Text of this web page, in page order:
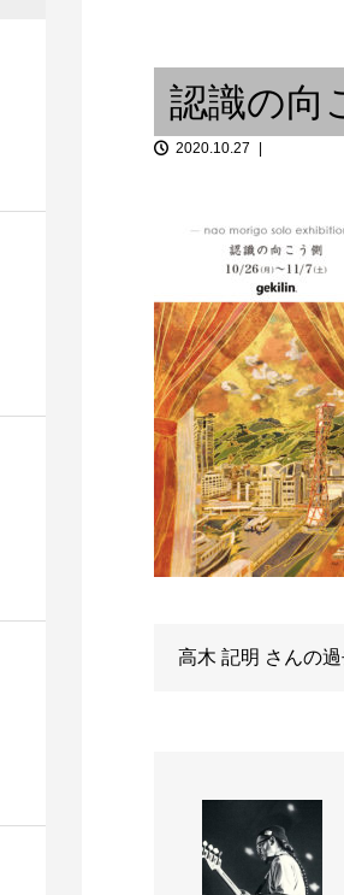
飲みで、私と。そ
ラジカセ
認識の向
2020.10.27
高木 記明 さんの